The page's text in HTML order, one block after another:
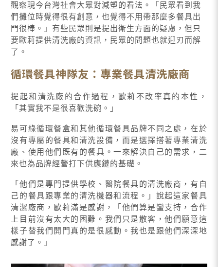
觀察現今台灣社會大眾對減塑的看法。「民眾看到我
們攤位時覺得很有創意，也覺得不用帶那麼多餐具出
門很棒。」有些民眾則是提出衛生方面的疑慮，但只
要歐莉提供清洗廠的資訊，民眾的問題也就迎刃而解
了。
循環餐具神隊友：專業餐具清洗廠商
提起和清洗廠的合作過程，歐莉不改率真的本性，
「其實我不是很喜歡洗碗。」
易可綠循環餐盒和其他循環餐具品牌不同之處，在於
沒有專屬的餐具和清洗設備，而是選擇搭著專業清洗
廠、使用他們既有的餐具。一來解決自己的需求，二
來也為品牌經營打下供應鏈的基礎。
「他們是專門提供學校、醫院餐具的清洗廠商，有自
己的餐具跟專業的清洗機器和流程。」說起這家餐具
清潔廠商，歐莉滿是感謝，「他們算是蠻支持，合作
上目前沒有太大的困難。我們只是散客，他們願意這
樣子替我們開門真的是很感動。我也是跟他們深深地
感謝了。」